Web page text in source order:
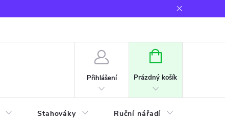
Přihlášení
NÁKUPNÍ
Prázdný košík
Stahováky Ruční nářadí